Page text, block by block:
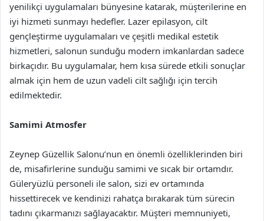
yenilikçi uygulamaları bünyesine katarak, müşterilerine en
iyi hizmeti sunmayı hedefler. Lazer epilasyon, cilt
gençleştirme uygulamaları ve çeşitli medikal estetik
hizmetleri, salonun sunduğu modern imkanlardan sadece
birkaçıdır. Bu uygulamalar, hem kısa sürede etkili sonuçlar
almak için hem de uzun vadeli cilt sağlığı için tercih
edilmektedir.
Samimi Atmosfer
Zeynep Güzellik Salonu’nun en önemli özelliklerinden biri
de, misafirlerine sunduğu samimi ve sıcak bir ortamdır.
Güleryüzlü personeli ile salon, sizi ev ortamında
hissettirecek ve kendinizi rahatça bırakarak tüm sürecin
tadını çıkarmanızı sağlayacaktır. Müşteri memnuniyeti,